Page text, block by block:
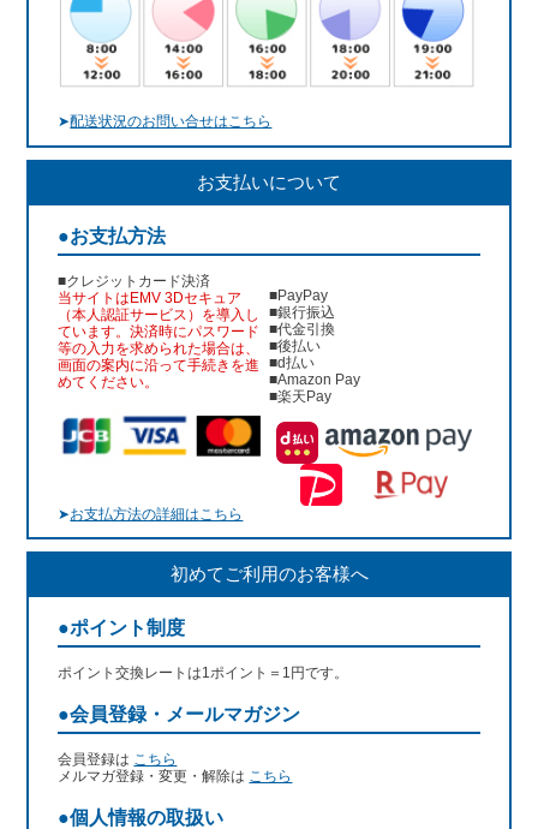
➤配送状況のお問い合せはこちら
お支払いについて
●お支払方法
■クレジットカード決済
当サイトはEMV 3Dセキュア
（本人認証サービス）を導入し
ています。決済時にパスワード
等の入力を求められた場合は、
画面の案内に沿って手続きを進
めてください。
■PayPay
■銀行振込
■代金引換
■後払い
■d払い
■Amazon Pay
■楽天Pay
➤お支払方法の詳細はこちら
初めてご利用のお客様へ
●ポイント制度
ポイント交換レートは1ポイント＝1円です。
●会員登録・メールマガジン
会員登録は こちら
メルマガ登録・変更・解除は こちら
●個人情報の取扱い